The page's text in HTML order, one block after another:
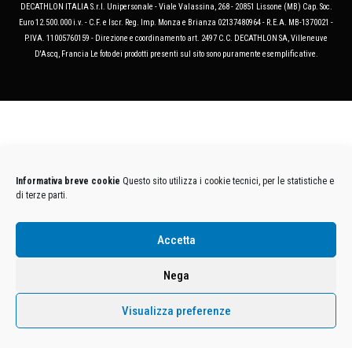
Informativa breve cookie Questo sito utilizza i cookie tecnici, per le statistiche e
di terze parti.
Accetta
Nega
Visualizza preferenze
DECATHLON ITALIA S.r.l. Unipersonale - Viale Valassina, 268 - 20851 Lissone (MB) Cap. Soc.
Euro 12.500.000 i.v. - C.F. e Iscr. Reg. Imp. Monza e Brianza 02137480964 - R.E.A. MB-1370021 -
P.IVA. 11005760159 - Direzione e coordinamento art. 2497 C.C. DECATHLON SA, Villeneuve
D'Ascq, Francia Le foto dei prodotti presenti sul sito sono puramente esemplificative.